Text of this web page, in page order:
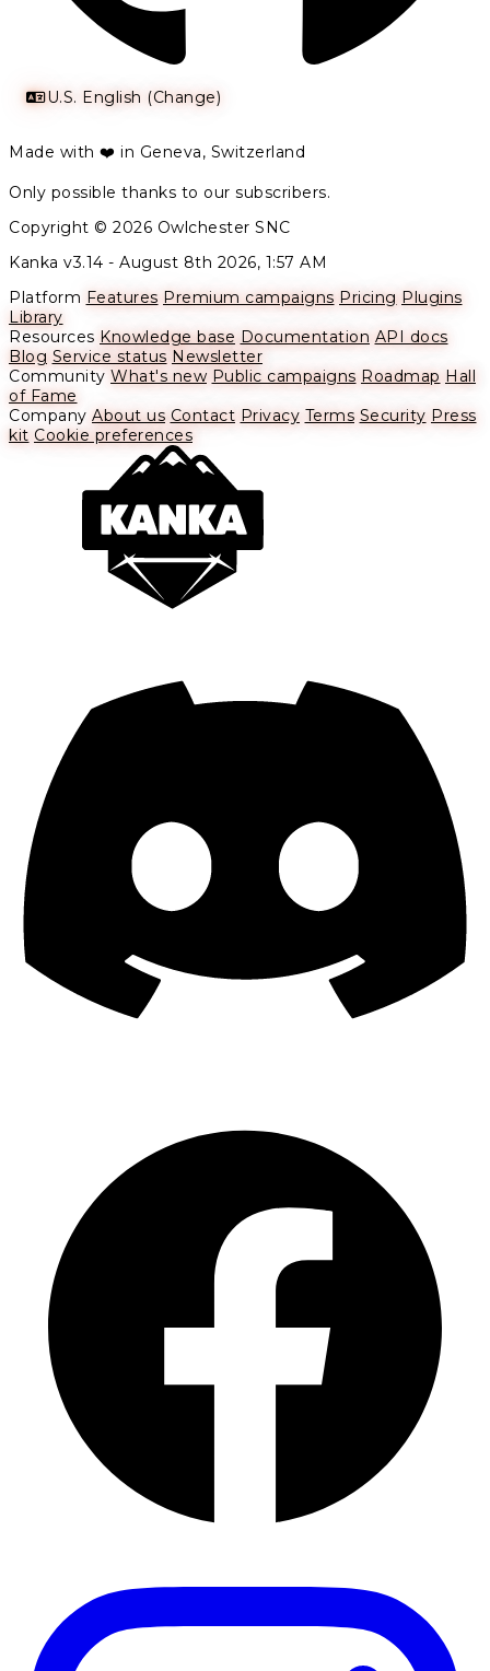
U.S. English (Change)
Made with ❤️ in Geneva, Switzerland
Only possible thanks to our subscribers.
Copyright © 2026 Owlchester SNC
Kanka v3.14 - August 8th 2026, 1:57 AM
Platform Features Premium campaigns Pricing Plugins
Library
Resources Knowledge base Documentation API docs
Blog Service status Newsletter
Community What's new Public campaigns Roadmap Hall
of Fame
Company About us Contact Privacy Terms Security Press
kit Cookie preferences